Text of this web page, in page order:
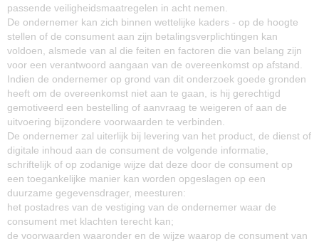
passende veiligheidsmaatregelen in acht nemen.
De ondernemer kan zich binnen wettelijke kaders - op de hoogte
stellen of de consument aan zijn betalingsverplichtingen kan
voldoen, alsmede van al die feiten en factoren die van belang zijn
voor een verantwoord aangaan van de overeenkomst op afstand.
Indien de ondernemer op grond van dit onderzoek goede gronden
heeft om de overeenkomst niet aan te gaan, is hij gerechtigd
gemotiveerd een bestelling of aanvraag te weigeren of aan de
uitvoering bijzondere voorwaarden te verbinden.
De ondernemer zal uiterlijk bij levering van het product, de dienst of
digitale inhoud aan de consument de volgende informatie,
schriftelijk of op zodanige wijze dat deze door de consument op
een toegankelijke manier kan worden opgeslagen op een
duurzame gegevensdrager, meesturen:
het postadres van de vestiging van de ondernemer waar de
consument met klachten terecht kan;
de voorwaarden waaronder en de wijze waarop de consument van